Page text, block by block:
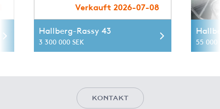
Verkauft 2026-07-08
Hallberg-Rassy 43
3 300 000 SEK 55 000
KONTAKT